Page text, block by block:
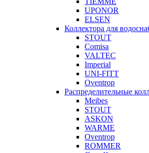
UPONOR
ELSEN
Коллектора для
STOUT
Comisa
VALTEC
Imperial
UNI-FITT
Oventrop
Распределительные
Meibes
STOUT
ASKON
WARME
Oventrop
ROMMER